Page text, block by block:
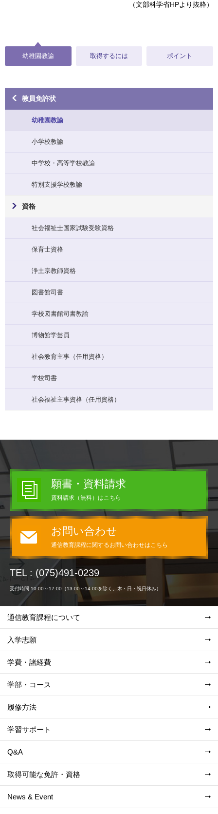
（文部科学省HPより抜粋）
幼稚園教諭 取得するには ポイント
教員免許状
幼稚園教諭
小学校教諭
中学校・高等学校教諭
特別支援学校教諭
資格
社会福祉士国家試験受験資格
保育士資格
浄土宗教師資格
図書館司書
学校図書館司書教諭
博物館学芸員
社会教育主事（任用資格）
学校司書
社会福祉主事資格（任用資格）
願書・資料請求
資料請求（無料）はこちら
お問い合わせ
通信教育課程に関するお問い合わせはこちら
TEL : (075)491-0239
受付時間 10:00～17:00（13:00～14:00を除く。木・日・祝日休み）
通信教育課程について
入学志願
学費・諸経費
学部・コース
履修方法
学習サポート
Q&A
取得可能な免許・資格
News & Event